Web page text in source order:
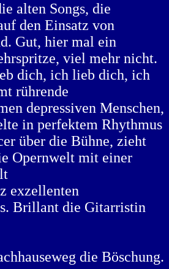
alten Songs, die
den Einsatz von
Gut, hier mal ein
viel mehr nicht.
dich, ich lieb dich, ich
rührende
depressiven Menschen,
in perfektem Rhythmus
über die Bühne, zieht
Opernwelt mit einer
exzellenten
Brillant die Gitarristin
die Böschung.